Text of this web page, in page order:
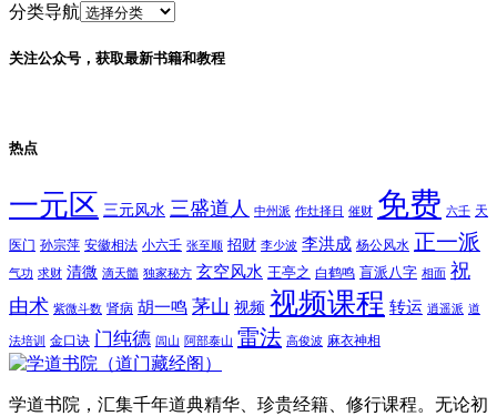
分类导航
关注公众号，获取最新书籍和教程
热点
一元区 三元风水 三盛道人 中州派 作灶择日 催财 免费 六壬 天
医门 孙宗萍 安徽相法 小六壬 张至顺 招财 李少波 李洪成 杨公风水 正一派
气功 求财 清微 滴天髓 独家秘方 玄空风水 王亭之 白鹤鸣 盲派八字 相面 祝
由术 紫微斗数 肾病 胡一鸣 茅山 视频 视频课程 转运 逍遥派 道
法培训 金口诀 门纯德 闾山 阿部泰山 雷法 高俊波 麻衣神相
学道书院，汇集千年道典精华、珍贵经籍、修行课程。无论初